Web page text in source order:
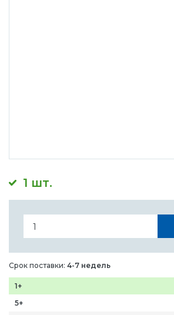
1 шт.
Срок поставки: 4-7 недель
1+
5+